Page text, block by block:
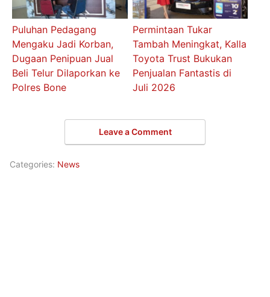
Puluhan Pedagang
Mengaku Jadi Korban,
Dugaan Penipuan Jual
Beli Telur Dilaporkan ke
Polres Bone
Permintaan Tukar
Tambah Meningkat, Kalla
Toyota Trust Bukukan
Penjualan Fantastis di
Juli 2026
Leave a Comment
Categories: News